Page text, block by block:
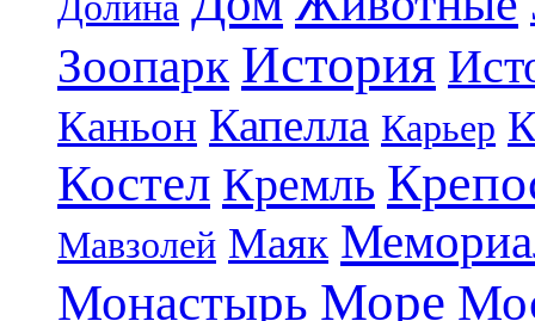
Зоопарк История
Каньон Капелла Карьер
Костел Кремль
Мавзолей Маяк
Монастырь Море